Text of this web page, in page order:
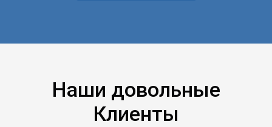
Наши довольные
Клиенты